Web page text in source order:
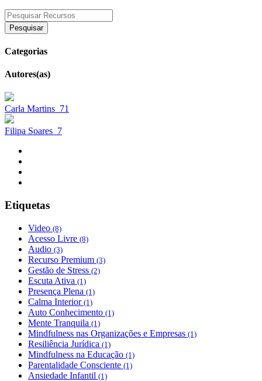
Pesquisar
Categorias
Autores(as)
Carla Martins 71
Filipa Soares 7
Etiquetas
Video (8)
Acesso Livre (8)
Audio (3)
Recurso Premium (3)
Gestão de Stress (2)
Escuta Ativa (1)
Presença Plena (1)
Calma Interior (1)
Auto Conhecimento (1)
Mente Tranquila (1)
Mindfulness nas Organizações e Empresas (1)
Resiliência Jurídica (1)
Mindfulness na Educação (1)
Parentalidade Consciente (1)
Ansiedade Infantil (1)